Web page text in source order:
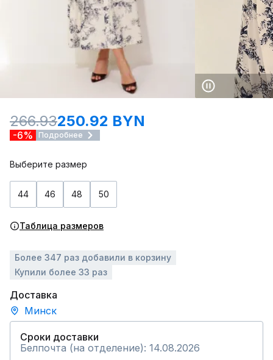
266.93250.92 BYN
-6% Подробнее
Выберите размер
44 46 48 50
Таблица размеров
Более 347 раз добавили в корзину
Купили более 33 раз
Доставка
Минск
Сроки доставки
Белпочта (на отделение): 14.08.2026